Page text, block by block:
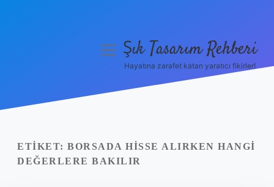
Yasal Uyarı
menüyüŞık Tasarım Rehberi
Hayatına zarafet katan yaratıcı fikirler!
ETIKET: BORSADA HISSE ALIRKEN HANGI
DEĞERLERE BAKILIR